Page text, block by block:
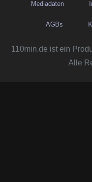
Mediadaten
AGBs
110min.de ist ein
Alle